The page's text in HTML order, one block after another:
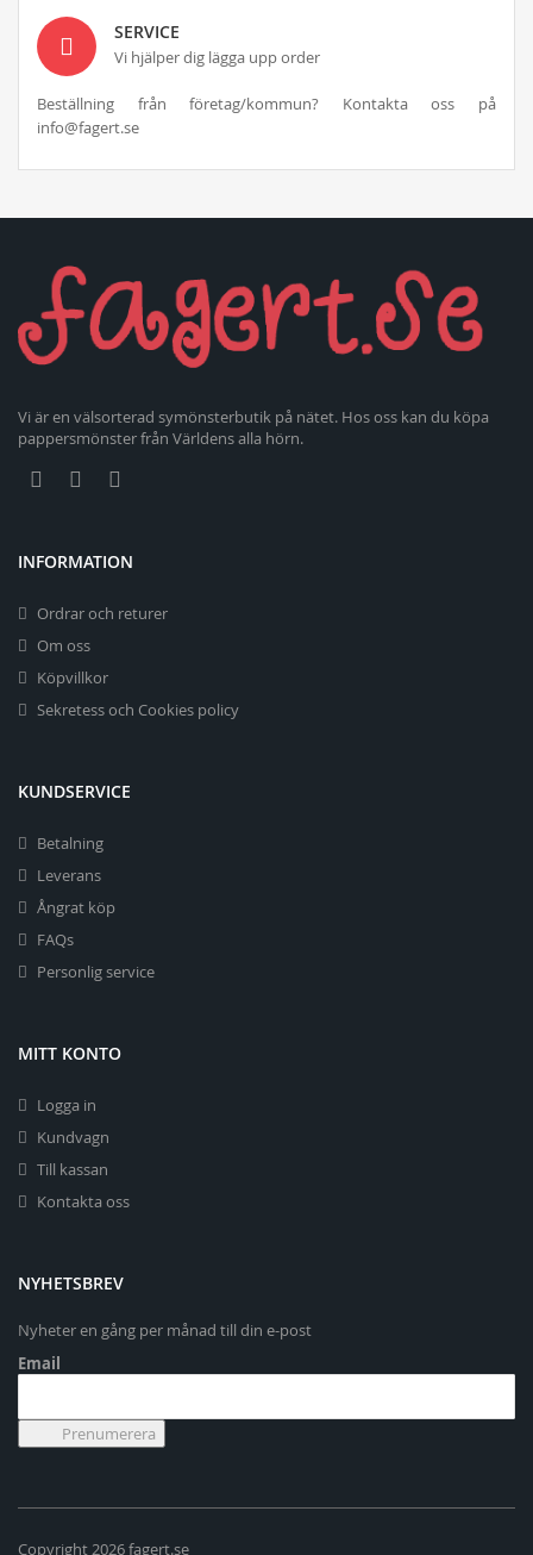
SERVICE
Vi hjälper dig lägga upp order
Beställning från företag/kommun? Kontakta oss på
info@fagert.se
Vi är en välsorterad symönsterbutik på nätet. Hos oss kan du köpa
pappersmönster från Världens alla hörn.
INFORMATION
Ordrar och returer
Om oss
Köpvillkor
Sekretess och Cookies policy
KUNDSERVICE
Betalning
Leverans
Ångrat köp
FAQs
Personlig service
MITT KONTO
Logga in
Kundvagn
Till kassan
Kontakta oss
NYHETSBREV
Nyheter en gång per månad till din e-post
Email
Copyright 2026 fagert.se